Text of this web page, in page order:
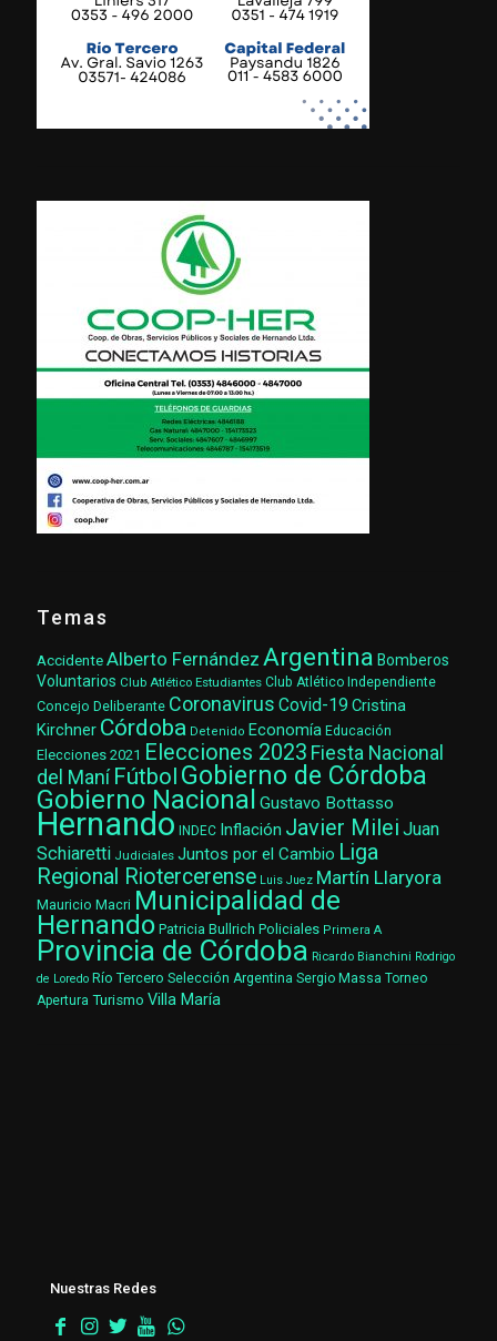
Temas
AccidenteAlberto Fernández Argentina Bomberos
Voluntarios Club Atlético Estudiantes Club Atlético Independiente
Concejo Deliberante Coronavirus Covid-19 Cristina
Kirchner Córdoba Detenido Economía Educación
Elecciones 2021 Elecciones 2023 Fiesta Nacional
del Maní Fútbol Gobierno de Córdoba
Gobierno Nacional Gustavo Bottasso
Hernando INDEC Inflación Javier Milei Juan
Schiaretti Judiciales Juntos por el Cambio Liga
Regional Riotercerense Luis Juez Martín Llaryora
Mauricio Macri Municipalidad de
Hernando Patricia Bullrich Policiales Primera A
Provincia de Córdoba Ricardo Bianchini Rodrigo
de Loredo Río Tercero Selección Argentina Sergio Massa Torneo
Apertura Turismo Villa María
Nuestras Redes